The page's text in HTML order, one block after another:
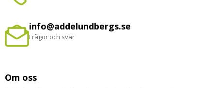
info@addelundbergs.se
Frågor och svar
Om oss